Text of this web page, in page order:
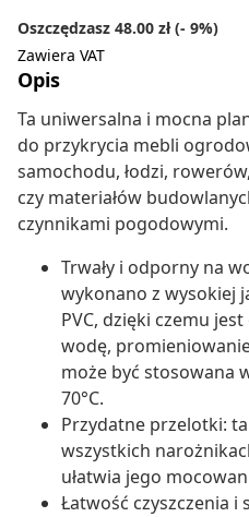
Oszczędzasz 48.00 zł (- 9%)
Zawiera VAT
Opis
Ta uniwersalna i mocna
do przykrycia mebli
samochodu, łodzi,
czy materiałów
czynnikami pogodowymi.
Trwały i odporny na
wykonano z wysokiej
PVC, dzięki czemu
wodę,
może być stosowana
70°C.
Przydatne przelotki:
wszystkich
ułatwia jego
Łatwość czyszczenia i